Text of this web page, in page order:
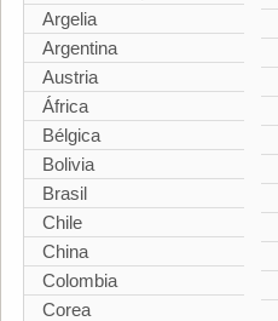
Argelia
Argentina
Austria
África
Bélgica
Bolivia
Brasil
Chile
China
Colombia
Corea